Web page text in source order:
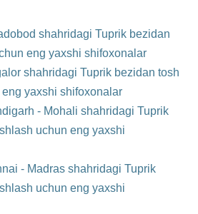
shahridagi Tuprik bezidan
eng yaxshi shifoxonalar
shahridagi Tuprik bezidan tosh
yaxshi shifoxonalar
- Mohali shahridagi Tuprik
uchun eng yaxshi
- Madras shahridagi Tuprik
uchun eng yaxshi